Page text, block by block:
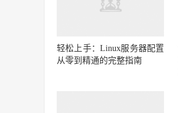
轻松上手：Linux服务器配置
从零到精通的完整指南